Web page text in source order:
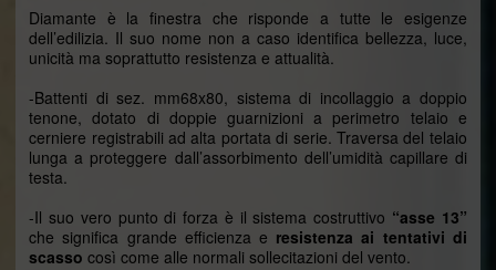
Diamante è la finestra che risponde a tutte le esigenze
dell’edilizia. Il suo nome non a caso identifica bellezza, luce,
unicità ma soprattutto resistenza e attualità.
-Battenti di sez. mm68x80, sistema di incollaggio a doppio
tenone, dotato di doppie guarnizioni a perimetro telaio e
cerniere registrabili ad alta portata di serie. Traversa del telaio
lunga a proteggere dall’assorbimento dell’umidità capillare di
testa.
-Il suo vero punto di forza è il sistema costruttivo “asse 13”
che significa grande efficienza e resistenza ai tentativi di
scasso così come alle normali sollecitazioni del vento.